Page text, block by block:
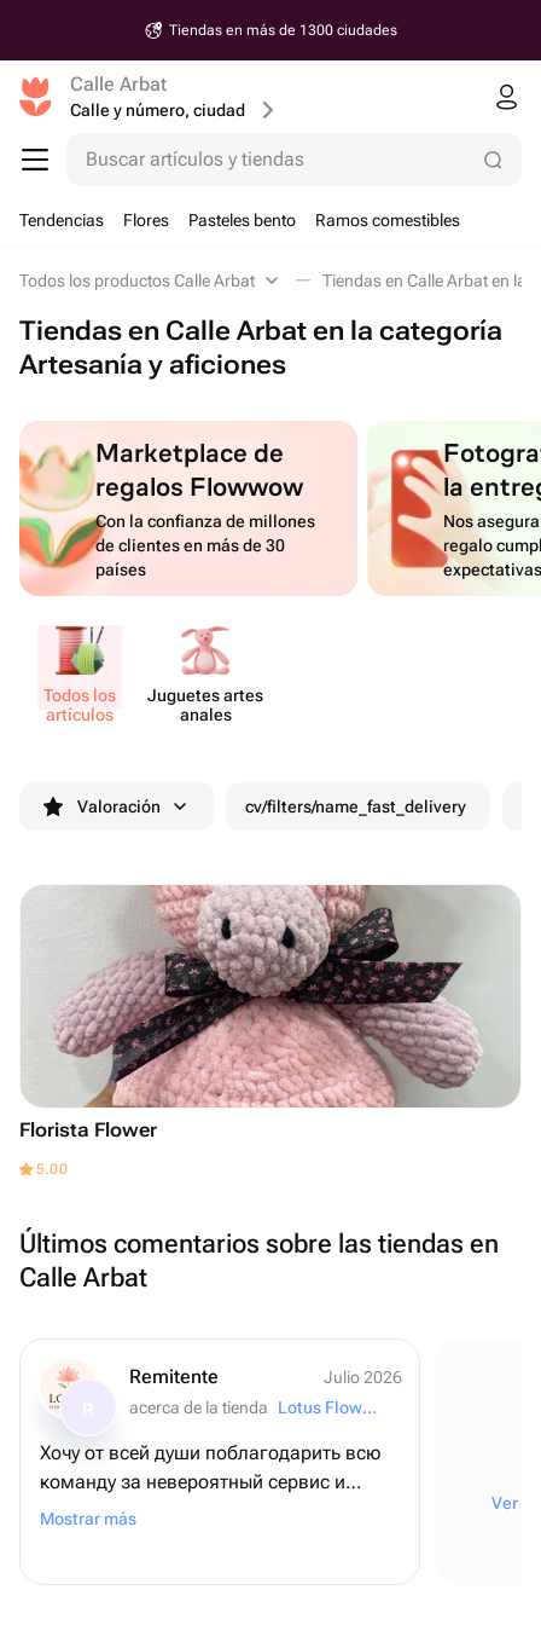
Tiendas en más de 1300 ciudades
Calle Arbat
Calle y número, ciudad
Buscar artículos y tiendas
Tendencias Flores Pasteles bento Ramos comestibles
Todos los productos Calle Arbat Tiendas en Calle Arbat en la
Tiendas en Calle Arbat en la categoría
Artesanía y aficiones
Marketplace de
regalos Flowwow
Con la confianza de millones
de clientes en más de 30
países
la
Nos
regalo
Todos los
artículos
Juguetes artes​
anales
Valoración cv/filters/name_fast_delivery
Florista Flower
5.00
Últimos comentarios sobre las tiendas en
Calle Arbat
Remitente
Julio 2026
acerca de la tienda
Lotus Flowers and Gifts
Хочу от всей души поблагодарить всю
команду за невероятный сервис и
внимание к деталям! ❤️ Для меня этот
Mostrar más
Ver